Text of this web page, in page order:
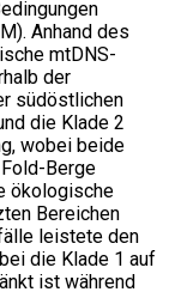
Anhand des
mtDNS-
der
südöstlichen
die Klade 2
wobei beide
Berge
ökologische
Bereichen
leistete den
die Klade 1 auf
ist während